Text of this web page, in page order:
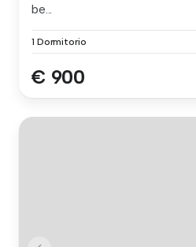
be...
1 Dormitorio
€ 900